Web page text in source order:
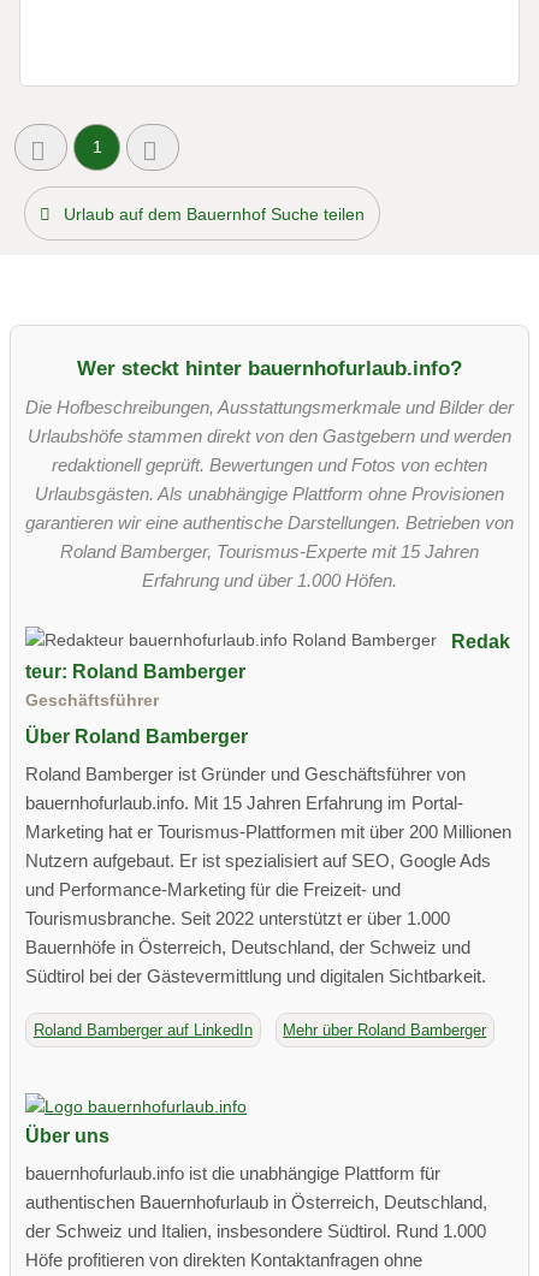
1
Urlaub auf dem Bauernhof Suche teilen
Wer steckt hinter bauernhofurlaub.info?
Die Hofbeschreibungen, Ausstattungsmerkmale und Bilder der
Urlaubshöfe stammen direkt von den Gastgebern und werden
redaktionell geprüft. Bewertungen und Fotos von echten
Urlaubsgästen. Als unabhängige Plattform ohne Provisionen
garantieren wir eine authentische Darstellungen. Betrieben von
Roland Bamberger, Tourismus-Experte mit 15 Jahren
Erfahrung und über 1.000 Höfen.
Redak
teur: Roland Bamberger
Geschäftsführer
Über Roland Bamberger
Roland Bamberger ist Gründer und Geschäftsführer von
bauernhofurlaub.info. Mit 15 Jahren Erfahrung im Portal-
Marketing hat er Tourismus-Plattformen mit über 200 Millionen
Nutzern aufgebaut. Er ist spezialisiert auf SEO, Google Ads
und Performance-Marketing für die Freizeit- und
Tourismusbranche. Seit 2022 unterstützt er über 1.000
Bauernhöfe in Österreich, Deutschland, der Schweiz und
Südtirol bei der Gästevermittlung und digitalen Sichtbarkeit.
Roland Bamberger auf LinkedIn Mehr über Roland Bamberger
Über uns
bauernhofurlaub.info ist die unabhängige Plattform für
authentischen Bauernhofurlaub in Österreich, Deutschland,
der Schweiz und Italien, insbesondere Südtirol. Rund 1.000
Höfe profitieren von direkten Kontaktanfragen ohne